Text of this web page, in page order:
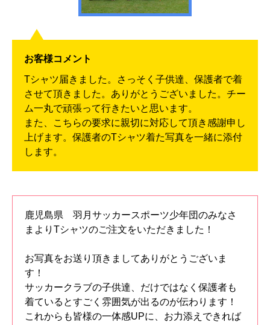
お客様コメント
Tシャツ届きました。さっそく子供達、保護者で着
させて頂きました。ありがとうございました。チー
ム一丸で頑張って行きたいと思います。
また、こちらの要求に親切に対応して頂き感謝申し
上げます。保護者のTシャツ着た写真を一緒に添付
します。
鹿児島県 羽月サッカースポーツ少年団のみなさ
まよりTシャツのご注文をいただきました！
お写真をお送り頂きましてありがとうございま
す！
サッカークラブの子供達、だけではなく保護者も
着ているとすごく雰囲気が出るのが伝わります！
これからも皆様の一体感UPに、お力添えできれば